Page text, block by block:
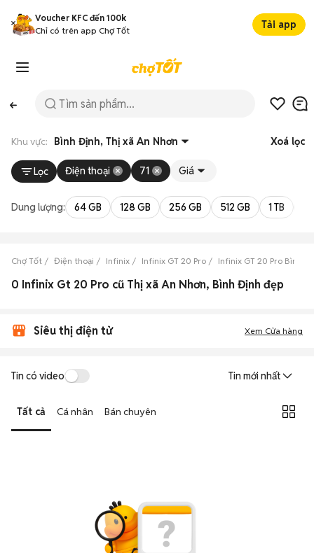
Voucher KFC đến 100k
Chỉ có trên app Chợ Tốt
Tải app
Khu vực: Bình Định, Thị xã An Nhơn Xoá lọc
Lọc Điện thoại 71 Giá
Dung lượng: 64 GB 128 GB 256 GB 512 GB 1 TB
Chợ Tốt Điện thoại Infinix Infinix GT 20 Pro Infinix GT 20 Pro Bình
0 Infinix Gt 20 Pro cũ Thị xã An Nhơn, Bình Định đẹp
Siêu thị điện tử Xem Cửa hàng
Tin có video Tin mới nhất
Tất cả Cá nhân Bán chuyên